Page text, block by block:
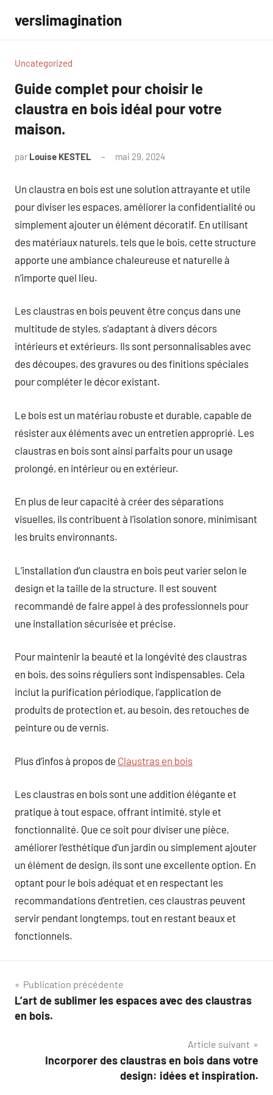
contenu
verslimagination
Uncategorized
Guide complet pour choisir le
claustra en bois idéal pour votre
maison.
par Louise KESTEL mai 29, 2024
Un claustra en bois est une solution attrayante et utile
pour diviser les espaces, améliorer la confidentialité ou
simplement ajouter un élément décoratif. En utilisant
des matériaux naturels, tels que le bois, cette structure
apporte une ambiance chaleureuse et naturelle à
n’importe quel lieu.
Les claustras en bois peuvent être conçus dans une
multitude de styles, s’adaptant à divers décors
intérieurs et extérieurs. Ils sont personnalisables avec
des découpes, des gravures ou des finitions spéciales
pour compléter le décor existant.
Le bois est un matériau robuste et durable, capable de
résister aux éléments avec un entretien approprié. Les
claustras en bois sont ainsi parfaits pour un usage
prolongé, en intérieur ou en extérieur.
En plus de leur capacité à créer des séparations
visuelles, ils contribuent à l’isolation sonore, minimisant
les bruits environnants.
L’installation d’un claustra en bois peut varier selon le
design et la taille de la structure. Il est souvent
recommandé de faire appel à des professionnels pour
une installation sécurisée et précise.
Pour maintenir la beauté et la longévité des claustras
en bois, des soins réguliers sont indispensables. Cela
inclut la purification périodique, l’application de
produits de protection et, au besoin, des retouches de
peinture ou de vernis.
Plus d’infos à propos de Claustras en bois
Les claustras en bois sont une addition élégante et
pratique à tout espace, offrant intimité, style et
fonctionnalité. Que ce soit pour diviser une pièce,
améliorer l’esthétique d’un jardin ou simplement ajouter
un élément de design, ils sont une excellente option. En
optant pour le bois adéquat et en respectant les
recommandations d’entretien, ces claustras peuvent
servir pendant longtemps, tout en restant beaux et
fonctionnels.
Navigation
de
Publication précédente
L’art de sublimer les espaces avec des claustras
en bois.
Article suivant
Incorporer des claustras en bois dans votre
design: idées et inspiration.